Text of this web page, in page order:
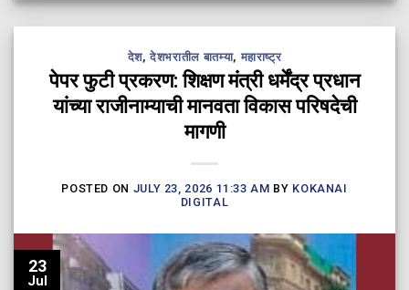
देश,देशभरातील बातम्या, महाराष्ट्र
पेपर फुटी प्रकरण: शिक्षण मंत्री धर्मेंद्र प्रधान
यांच्या राजीनाम्याची मानवता विकास परिषदेची
मागणी
POSTED ON JULY 23, 2026 11:33 AM BY KOKANAI
DIGITAL
23
Jul